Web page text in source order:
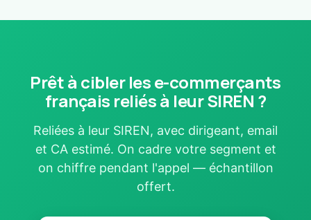
Prêt à cibler les e-commerçants
français reliés à leur SIREN ?
Reliées à leur SIREN, avec dirigeant, email
et CA estimé. On cadre votre segment et
on chiffre pendant l'appel — échantillon
offert.